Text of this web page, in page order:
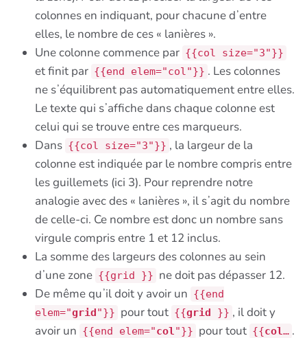
colonnes en indiquant, pour chacune dʼentre
elles, le nombre de ces « lanières ».
Une colonne commence par {{col size="3"}}
et finit par {{end elem="col"}} . Les colonnes
ne sʼéquilibrent pas automatiquement entre elles.
Le texte qui sʼaffiche dans chaque colonne est
celui qui se trouve entre ces marqueurs.
Dans {{col size="3"}} , la largeur de la
colonne est indiquée par le nombre compris entre
les guillemets (ici 3). Pour reprendre notre
analogie avec des « lanières », il sʼagit du nombre
de celle-ci. Ce nombre est donc un nombre sans
virgule compris entre 1 et 12 inclus.
La somme des largeurs des colonnes au sein
dʼune zone {{grid }} ne doit pas dépasser 12.
De même quʼil doit y avoir un {{end
elem="grid"}} pour tout {{grid }} , il doit y
avoir un {{end elem="col"}} pour tout {{col… .